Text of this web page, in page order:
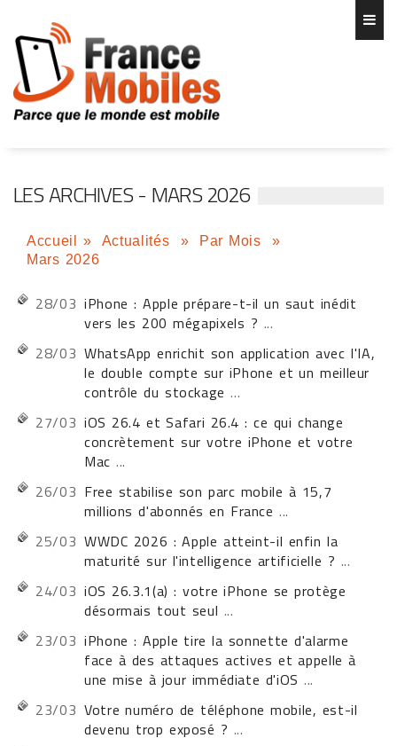
LES ARCHIVES - MARS 2026
Accueil » Actualités » Par Mois
»
Mars 2026
28/03 iPhone : Apple prépare-t-il un saut inédit
vers les 200 mégapixels ? ...
28/03 WhatsApp enrichit son application avec l'IA,
le double compte sur iPhone et un meilleur
contrôle du stockage ...
27/03 iOS 26.4 et Safari 26.4 : ce qui change
concrètement sur votre iPhone et votre
Mac ...
26/03 Free stabilise son parc mobile à 15,7
millions d'abonnés en France ...
25/03 WWDC 2026 : Apple atteint-il enfin la
maturité sur l'intelligence artificielle ? ...
24/03 iOS 26.3.1(a) : votre iPhone se protège
désormais tout seul ...
23/03 iPhone : Apple tire la sonnette d'alarme
face à des attaques actives et appelle à
une mise à jour immédiate d'iOS ...
23/03 Votre numéro de téléphone mobile, est-il
devenu trop exposé ? ...